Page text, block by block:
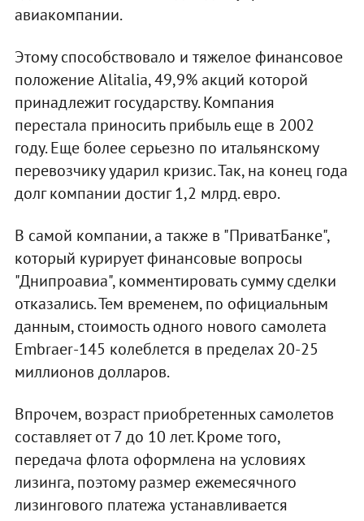
авиакомпании.
Этому способствовало и тяжелое финансовое
положение Alitalia, 49,9% акций которой
принадлежит государству. Компания
перестала приносить прибыль еще в 2002
году. Еще более серьезно по итальянскому
перевозчику ударил кризис. Так, на конец года
долг компании достиг 1,2 млрд. евро.
В самой компании, а также в "ПриватБанке",
который курирует финансовые вопросы
"Днипроавиа", комментировать сумму сделки
отказались. Тем временем, по официальным
данным, стоимость одного нового самолета
Embraer-145 колеблется в пределах 20-25
миллионов долларов.
Впрочем, возраст приобретенных самолетов
составляет от 7 до 10 лет. Кроме того,
передача флота оформлена на условиях
лизинга, поэтому размер ежемесячного
лизингового платежа устанавливается